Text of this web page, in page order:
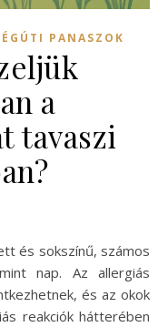
PANASZOK
a
tavaszi
nap. Az allergiás
és az okok
reakciók hátterében